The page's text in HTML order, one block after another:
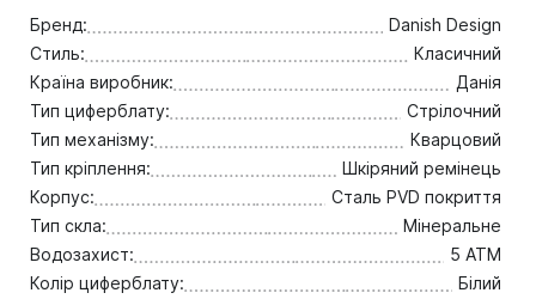
Бренд:
Danish Design
Стиль:
Класичний
Країна виробник:
Данія
Тип циферблату:
Стрілочний
Тип механізму:
Кварцовий
Тип кріплення:
Шкіряний ремінець
Корпус:
Сталь PVD покриття
Тип скла:
Мінеральне
Водозахист:
5 ATM
Колір циферблату:
Білий